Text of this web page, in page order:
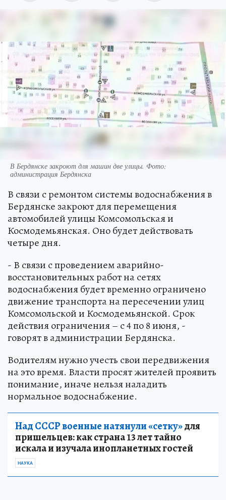
В Бердянске закроют для машин две улицы. Фото:
администрация Бердянска
В связи с ремонтом системы водоснабжения в
Бердянске закроют для перемещения
автомобилей улицы Комсомольская и
Космодемьянская. Оно будет действовать
четыре дня.
- В связи с проведением аварийно-
восстановительных работ на сетях
водоснабжения будет временно ограничено
движение транспорта на пересечении улиц
Комсомольской и Космодемьянской. Срок
действия ограничения – с 4 по 8 июня, -
говорят в администрации Бердянска.
Водителям нужно учесть свои передвижения
на это время. Власти просят жителей проявить
понимание, иначе нельзя наладить
нормальное водоснабжение.
Над СССР военные натянули «сетку»для
пришельцев: как страна 13 лет тайно
искала и изучала инопланетных гостей
НАУКА